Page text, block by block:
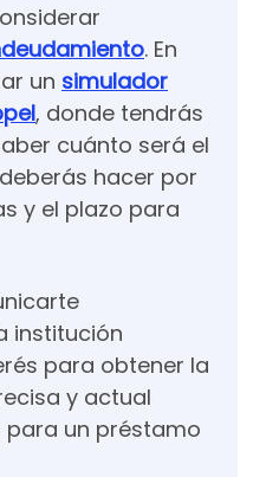
. En
un simulador
, donde tendrás
cuánto será el
hacer por
y el plazo para
institución
para obtener la
y actual
para un préstamo